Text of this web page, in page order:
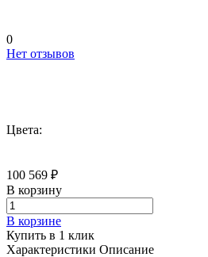
0
Нет отзывов
Цвета:
100 569 ₽
В корзину
В корзине
Купить в 1 клик
Характеристики Описание